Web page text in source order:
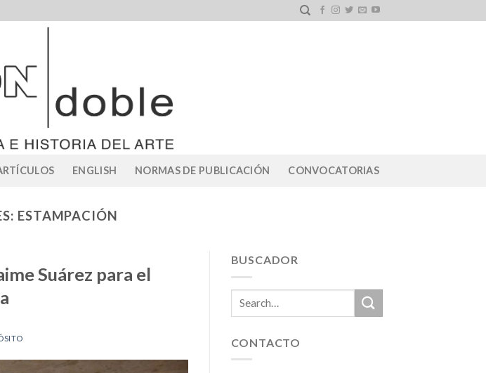
ENGLISH NORMAS DE PUBLICACIÓN CONVOCATORIAS
ESTAMPACIÓN
Suárez para el
BUSCADOR
CONTACTO